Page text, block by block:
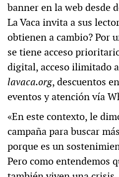
banner en la web desde
La Vaca invita a sus
obtienen a cambio? Por
se tiene acceso
digital, acceso ilimitado
lavaca.org, descuentos
eventos y atención vía
«En este contexto, le
campaña para buscar
porque es un
Pero como entendemos